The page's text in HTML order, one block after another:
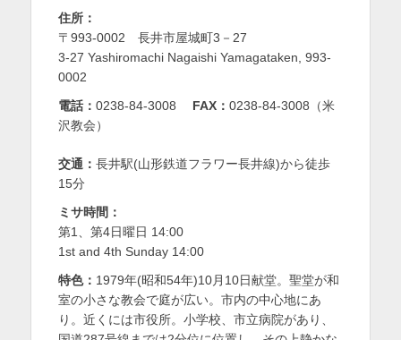
住所：
〒993-0002 長井市屋城町3－27
3-27 Yashiromachi Nagaishi Yamagataken, 993-
0002
電話： 0238-84-3008 FAX： 0238-84-3008（米
沢教会）
交通： 長井駅(山形鉄道フラワー長井線)から徒歩
15分
ミサ時間：
第1、第4日曜日 14:00
1st and 4th Sunday 14:00
特色： 1979年(昭和54年)10月10日献堂。聖堂が和
室の小さな教会で庭が広い。市内の中心地にあ
り。近くには市役所。小学校、市立病院があり、